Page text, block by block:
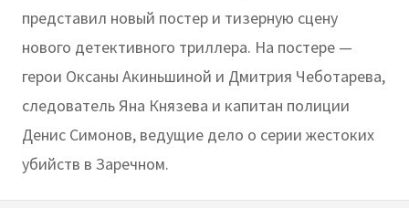
представил новый постер и тизерную сцену
нового детективного триллера. На постере —
герои Оксаны Акиньшиной и Дмитрия Чеботарева,
следователь Яна Князева и капитан полиции
Денис Симонов, ведущие дело о серии жестоких
убийств в Заречном.